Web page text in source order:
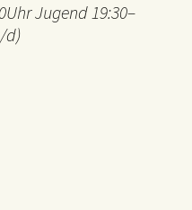
Jugend 19:30–
d)